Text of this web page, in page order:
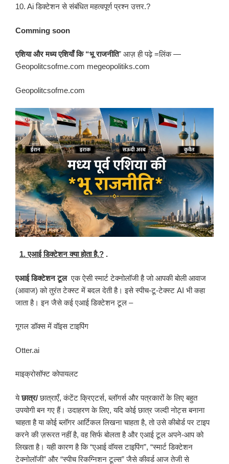
10. Ai डिक्टेशन से संबंधित महत्वपूर्ण प्रश्न उत्तर.?
Comming soon
एशिया और मध्य एशियाँ कि “भू राजनीति” आज़ ही पढ़े =लिंक —
Geopolitcsofme.com megeopolitiks.com
Geopolitcsofme.com
1. एआई डिक्टेशन क्या होता है.? .
एआई डिक्टेशन टूल एक ऐसी स्मार्ट टेक्नोलॉजी है जो आपकी बोली आवाज
(आवाज) को तुरंत टेक्स्ट में बदल देती है। इसे स्पीच-टू-टेक्स्ट AI भी कहा
जाता है। इन जैसे कई एआई डिक्टेशन टूल –
गूगल डॉक्स में वॉइस टाइपिंग
Otter.ai
माइक्रोसॉफ्ट कोपायलट
येछात्र/छात्राएँ, कंटेंट क्रिएटर्स, ब्लॉगर्स और पत्रकारों के लिए बहुत
उपयोगी बन गए हैं। उदाहरण के लिए, यदि कोई छात्र जल्दी नोट्स बनाना
चाहता है या कोई ब्लॉगर आर्टिकल लिखना चाहता है, तो उसे कीबोर्ड पर टाइप
करने की ज़रूरत नहीं है, वह सिर्फ बोलता है और एआई टूल अपने-आप को
लिखता है। यही कारण है कि “एआई वॉयस टाइपिंग”, “स्मार्ट डिक्टेशन
टेक्नोलॉजी” और “स्पीच रिकग्निशन टूल्स” जैसे कीवर्ड आज तेजी से